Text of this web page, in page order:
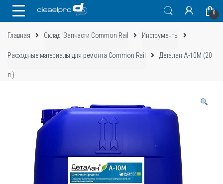
0
Главная Склад: Запчасти Common Rail Инструменты
Расходные материалы для ремонта Common Rail Деталан А-10М (20
л.)